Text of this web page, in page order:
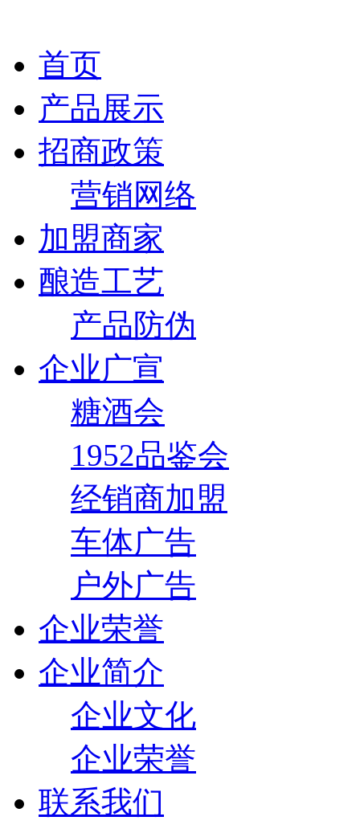
首页
产品展示
招商政策
营销网络
加盟商家
酿造工艺
产品防伪
企业广宣
糖酒会
1952品鉴会
经销商加盟
车体广告
户外广告
企业荣誉
企业简介
企业文化
企业荣誉
联系我们